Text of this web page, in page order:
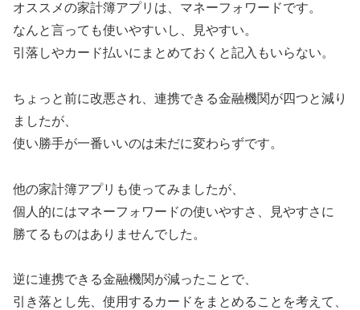
オススメの家計簿アプリは、マネーフォワードです。
なんと言っても使いやすいし、見やすい。
引落しやカード払いにまとめておくと記入もいらない。
ちょっと前に改悪され、連携できる金融機関が四つと減り
ましたが、
使い勝手が一番いいのは未だに変わらずです。
他の家計簿アプリも使ってみましたが、
個人的にはマネーフォワードの使いやすさ、見やすさに
勝てるものはありませんでした。
逆に連携できる金融機関が減ったことで、
引き落とし先、使用するカードをまとめることを考えて、